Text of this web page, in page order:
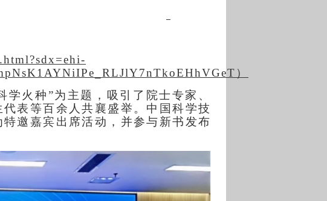
）
学火种”为主题，吸引了院士专家、
表等百余人共襄盛举。中国科学技
邀嘉宾出席活动，并参与新书发布